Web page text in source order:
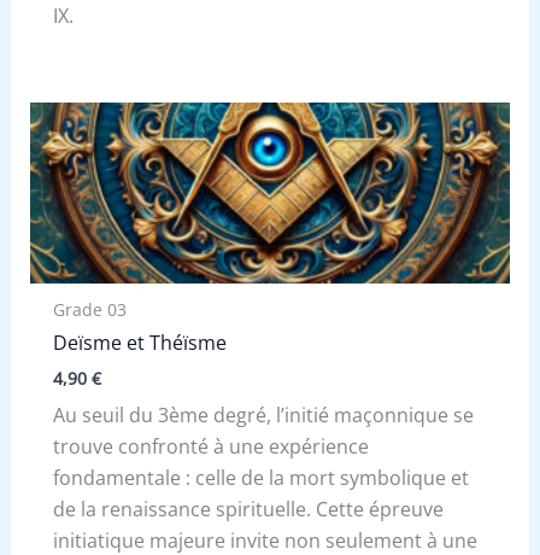
IX.
Grade 03
Deïsme et Théïsme
4,90 €
Au seuil du 3ème degré, l’initié maçonnique se
trouve confronté à une expérience
fondamentale : celle de la mort symbolique et
de la renaissance spirituelle. Cette épreuve
initiatique majeure invite non seulement à une